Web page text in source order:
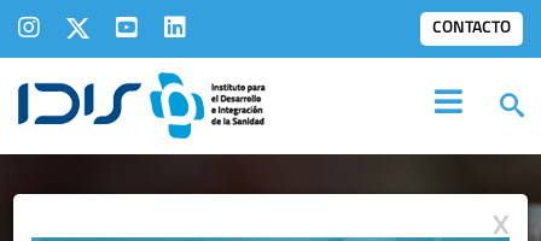
CONTACTO
X